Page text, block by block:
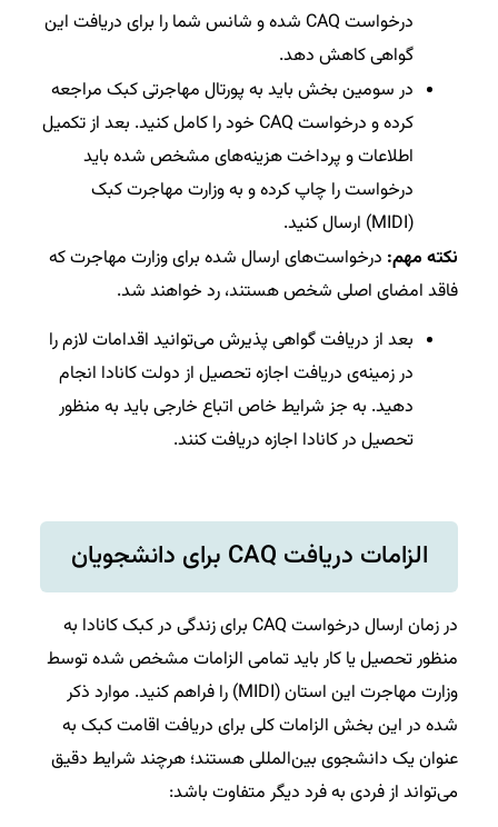
درخواست CAQ شده و شانس شما را برای دریافت این
گواهی کاهش دهد.
در سومین بخش باید به پورتال مهاجرتی کبک مراجعه
کرده و درخواست CAQ خود را کامل کنید. بعد از تکمیل
اطلاعات و پرداخت هزینه‌های مشخص شده باید
درخواست را چاپ کرده و به وزارت مهاجرت کبک
(MIDI) ارسال کنید.
نکته مهم: درخواست‌های ارسال شده برای وزارت مهاجرت که
فاقد امضای اصلی شخص هستند، رد خواهند شد.
بعد از دریافت گواهی پذیرش می‌توانید اقدامات لازم را
در زمینه‌ی دریافت اجازه تحصیل از دولت کانادا انجام
دهید. به جز شرایط خاص اتباع خارجی باید به منظور
تحصیل در کانادا اجازه دریافت کنند.
الزامات دریافت CAQ برای دانشجویان
در زمان ارسال درخواست CAQ برای زندگی در کبک کانادا به
منظور تحصیل یا کار باید تمامی الزامات مشخص شده توسط
وزارت مهاجرت این استان (MIDI)‌ را فراهم کنید. موارد ذکر
شده در این بخش الزامات کلی برای دریافت اقامت کبک به
عنوان یک دانشجوی بین‌المللی هستند؛ هرچند شرایط دقیق
می‌تواند از فردی به فرد دیگر متفاوت باشد: